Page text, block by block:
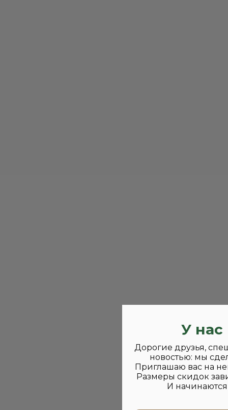
У нас
Дорогие друзья,
новостью: мы
Приглашаю вас на
Размеры скидок
И начинаются